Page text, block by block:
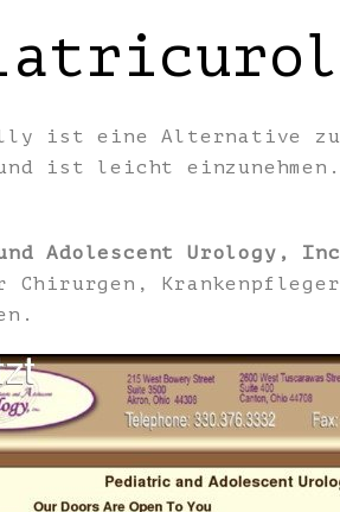
ist eine Alternative
ist leicht
Adolescent Urology, Inc
Chirurgen,